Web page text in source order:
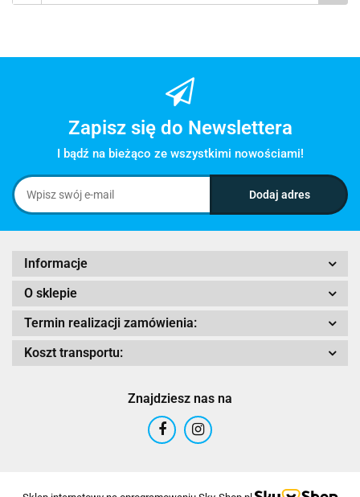
Zapisz się do Newslettera
I bądź na bieżąco ze wszystkimi nowościami!
Informacje
O sklepie
Termin realizacji zamówienia:
Koszt transportu:
Znajdziesz nas na